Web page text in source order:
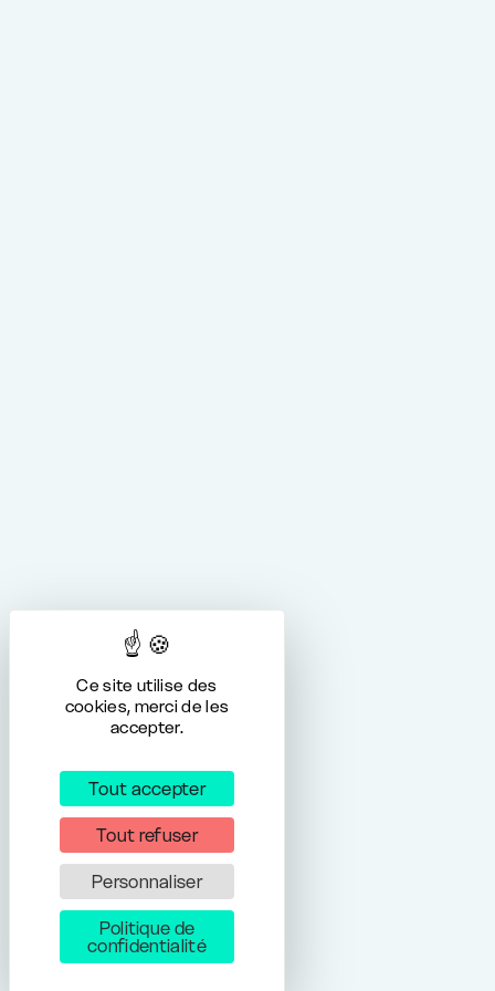
Ce site utilise des
cookies, merci de les
accepter.
Tout accepter
Tout refuser
Personnaliser
Politique de
confidentialité